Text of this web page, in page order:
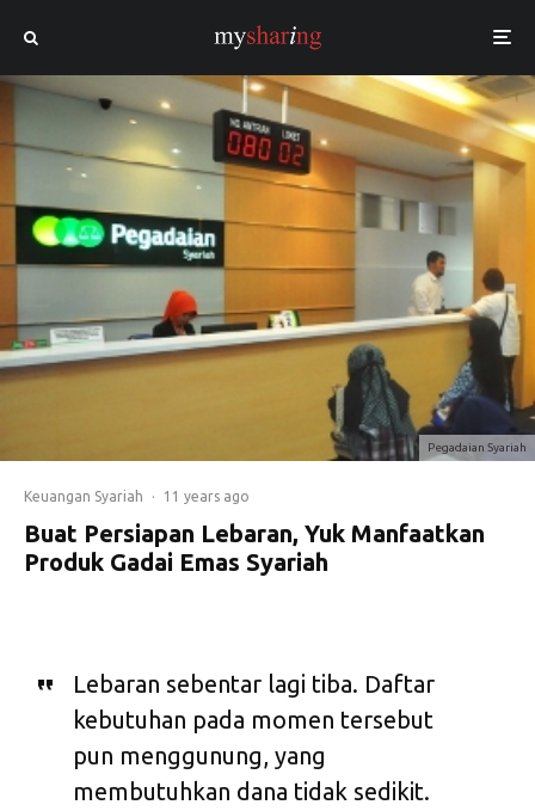
Pegadaian Syariah
Keuangan Syariah · 11 years ago
Buat Persiapan Lebaran, Yuk Manfaatkan
Produk Gadai Emas Syariah
Lebaran sebentar lagi tiba. Daftar
kebutuhan pada momen tersebut
pun menggunung, yang
membutuhkan dana tidak sedikit.